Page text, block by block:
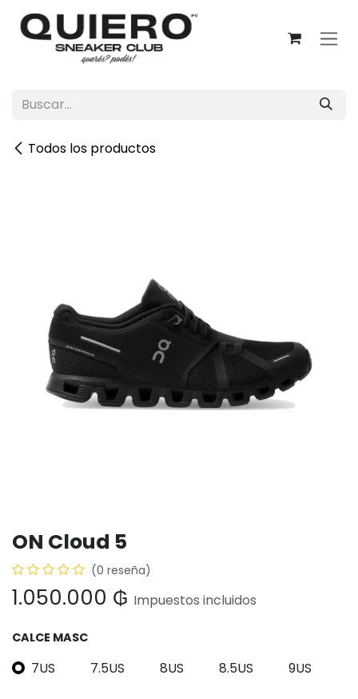
Ir al contenido
Todos los productos
ON Cloud 5
(0 reseña)
1.050.000 ₲ Impuestos incluidos
CALCE MASC
7US 7.5US 8US 8.5US 9US